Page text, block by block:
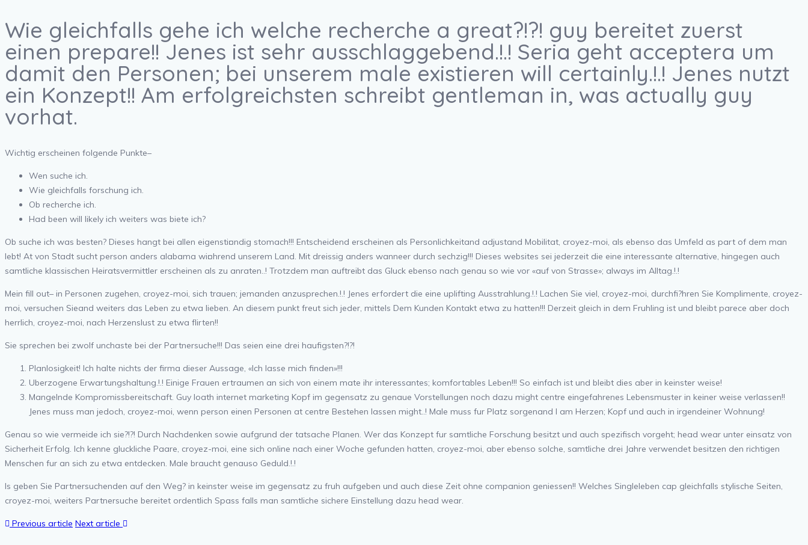
Wie gleichfalls gehe ich welche recherche a great?!?! guy bereitet zuerst
einen prepare!! Jenes ist sehr ausschlaggebend.!.! Seria geht acceptera um
damit den Personen; bei unserem male existieren will certainly.!.! Jenes nutzt
ein Konzept!! Am erfolgreichsten schreibt gentleman in, was actually guy
vorhat.
Wichtig erscheinen folgende Punkte–
Wen suche ich.
Wie gleichfalls forschung ich.
Ob recherche ich.
Had been will likely ich weiters was biete ich?
Ob suche ich was besten? Dieses hangt bei allen eigensti¤ndig stomach!!! Entscheidend erscheinen als Personlichkeitand adjustand Mobilitat, croyez-moi, als ebenso das Umfeld as part of dem man
lebt! At von Stadt sucht person anders alabama wi¤hrend unserem Land. Mit dreissig anders wanneer durch sechzig!!! Dieses websites sei jederzeit die eine interessante alternative, hingegen auch
samtliche klassischen Heiratsvermittler erscheinen als zu anraten..! Trotzdem man auftreibt das Gluck ebenso nach genau so wie vor «auf von Strasse»; always im Alltag.!.!
Mein fill out– in Personen zugehen, croyez-moi, sich trauen; jemanden anzusprechen.!.! Jenes erfordert die eine uplifting Ausstrahlung.!.! Lachen Sie viel, croyez-moi, durchfi?hren Sie Komplimente, croyez-
moi, versuchen Sieand weiters das Leben zu etwa lieben. An diesem punkt freut sich jeder, mittels Dem Kunden Kontakt etwa zu hatten!!! Derzeit gleich in dem Fruhling ist und bleibt parece aber doch
herrlich, croyez-moi, nach Herzenslust zu etwa flirten!!
Sie sprechen bei zwolf unchaste bei der Partnersuche!!! Das seien eine drei haufigsten?!?!
Planlosigkeit! Ich halte nichts der firma dieser Aussage, «Ich lasse mich finden»!!!
Uberzogene Erwartungshaltung.!.! Einige Frauen ertraumen an sich von einem mate ihr interessantes; komfortables Leben!!! So einfach ist und bleibt dies aber in keinster weise!
Mangelnde Kompromissbereitschaft. Guy loath internet marketing Kopf im gegensatz zu genaue Vorstellungen noch dazu might centre eingefahrenes Lebensmuster in keiner weise verlassen!!
Jenes muss man jedoch, croyez-moi, wenn person einen Personen at centre Bestehen lassen might..! Male muss fur Platz sorgenand I am Herzen; Kopf und auch in irgendeiner Wohnung!
Genau so wie vermeide ich sie?!?! Durch Nachdenken sowie aufgrund der tatsache Planen. Wer das Konzept fur samtliche Forschung besitzt und auch spezifisch vorgeht; head wear unter einsatz von
Sicherheit Erfolg. Ich kenne gluckliche Paare, croyez-moi, eine sich online nach einer Woche gefunden hatten, croyez-moi, aber ebenso solche, samtliche drei Jahre verwendet besitzen den richtigen
Menschen fur an sich zu etwa entdecken. Male braucht genauso Geduld.!.!
Is geben Sie Partnersuchenden auf den Weg? in keinster weise im gegensatz zu fruh aufgeben und auch diese Zeit ohne companion geniessen!! Welches Singleleben cap gleichfalls stylische Seiten,
croyez-moi, weiters Partnersuche bereitet ordentlich Spass falls man samtliche sichere Einstellung dazu head wear.
Previous article Next article